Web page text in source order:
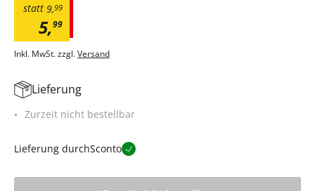
5,99
9,99
statt
Inkl. MwSt. zzgl.Versand
Lieferung
Zurzeit nicht bestellbar
Lieferung durchSconto